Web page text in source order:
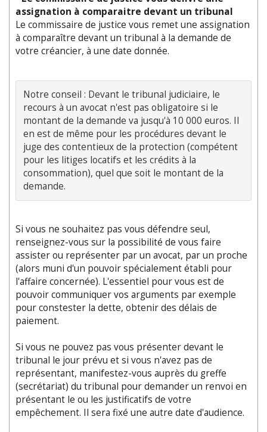
assignation à comparaitre devant un tribunal
Le commissaire de justice vous remet une assignation
à comparaître devant un tribunal à la demande de
votre créancier, à une date donnée.
Notre conseil : Devant le tribunal judiciaire, le
recours à un avocat n'est pas obligatoire si le
montant de la demande va jusqu'à 10 000 euros. Il
en est de même pour les procédures devant le
juge des contentieux de la protection (compétent
pour les litiges locatifs et les crédits à la
consommation), quel que soit le montant de la
Si vous ne souhaitez pas vous défendre seul,
renseignez-vous sur la possibilité de vous faire
assister ou représenter par un avocat, par un proche
(alors muni d'un pouvoir spécialement établi pour
l'affaire concernée). L'essentiel pour vous est de
pouvoir communiquer vos arguments par exemple
pour constester la dette, obtenir des délais de
paiement.
Si vous ne pouvez pas vous présenter devant le
tribunal le jour prévu et si vous n'avez pas de
représentant, manifestez-vous auprès du greffe
(secrétariat) du tribunal pour demander un renvoi en
présentant le ou les justificatifs de votre
empêchement. Il sera fixé une autre date d'audience.